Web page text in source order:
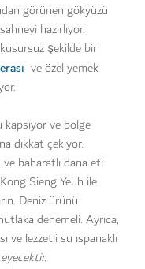
görünen gökyüzü
hazırlıyor.
şekilde bir
ve özel yemek
ve bölge
dikkat çekiyor.
baharatlı dana eti
Sieng Yeuh ile
Deniz ürünü
denemeli. Ayrıca,
lezzetli su ıspanaklı